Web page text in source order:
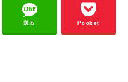
送る Pocket